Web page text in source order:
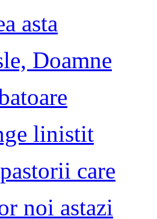
asta
Doamne
linistit
care
noi astazi